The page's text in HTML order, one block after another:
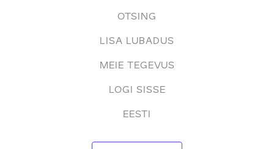
OTSING
LISA LUBADUS
MEIE TEGEVUS
LOGI SISSE
EESTI